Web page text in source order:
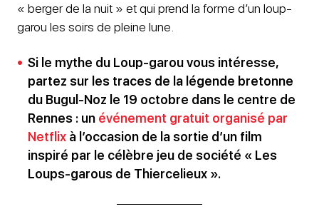
« berger de la nuit » et qui prend la forme d’un loup-
garou les soirs de pleine lune.
Si le mythe du Loup-garou vous intéresse,
partez sur les traces de la légende bretonne
du Bugul-Noz le 19 octobre dans le centre de
Rennes : un événement gratuit organisé par
Netflix à l’occasion de la sortie d’un film
inspiré par le célèbre jeu de société « Les
Loups-garous de Thiercelieux ».